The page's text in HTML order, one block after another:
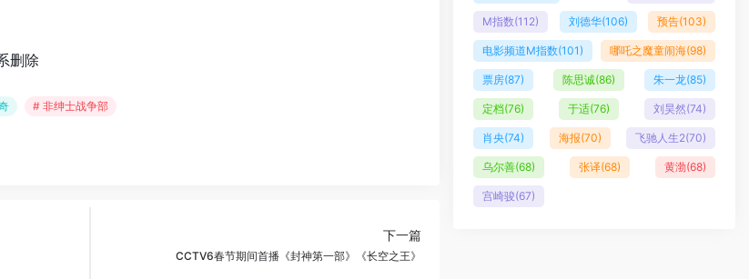
删除
# 非绅士战争部
下一篇
CCTV6春节期间首播《封神第一部》《长空之王》
M指数(112) 刘德华(106) 预告(103)
电影频道M指数(101) 哪吒之魔童闹海(98)
票房(87) 陈思诚(86) 朱一龙(85)
定档(76) 于适(76) 刘昊然(74)
肖央(74) 海报(70) 飞驰人生2(70)
乌尔善(68) 张译(68) 黄渤(68)
宫崎骏(67)